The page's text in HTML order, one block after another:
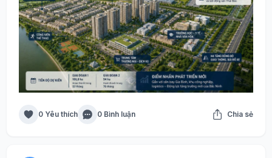
0 Yêu thích 0 Bình luận Chia sẻ